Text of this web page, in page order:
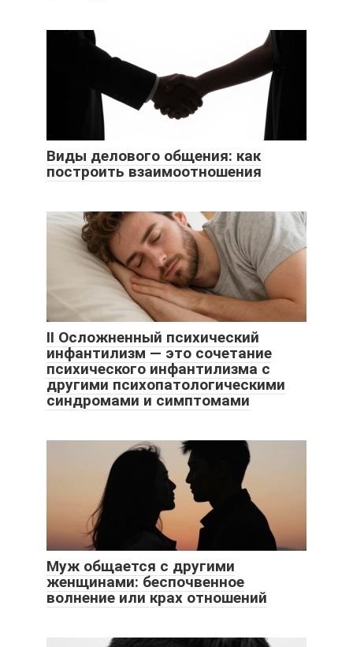
Виды делового общения: как
построить взаимоотношения
II Осложненный психический
инфантилизм — это сочетание
психического инфантилизма с
другими психопатологическими
синдромами и симптомами
Муж общается с другими
женщинами: беспочвенное
волнение или крах отношений